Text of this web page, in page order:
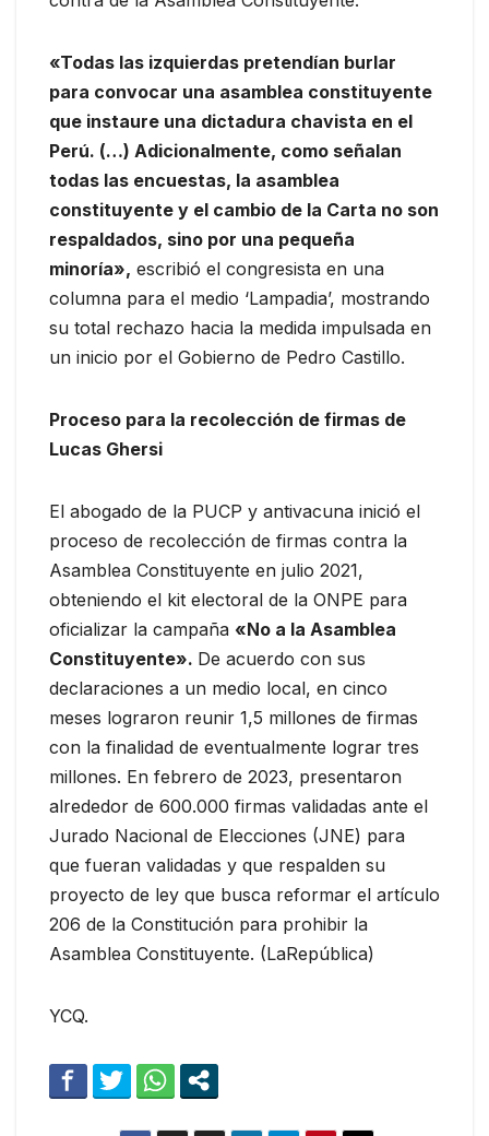
«Todas las izquierdas pretendían burlar
para convocar una asamblea constituyente
que instaure una dictadura chavista en el
Perú. (…) Adicionalmente, como señalan
todas las encuestas, la asamblea
constituyente y el cambio de la Carta no son
respaldados, sino por una pequeña
minoría», escribió el congresista en una
columna para el medio ‘Lampadia’, mostrando
su total rechazo hacia la medida impulsada en
un inicio por el Gobierno de Pedro Castillo.
Proceso para la recolección de firmas de
Lucas Ghersi
El abogado de la PUCP y antivacuna inició el
proceso de recolección de firmas contra la
Asamblea Constituyente en julio 2021,
obteniendo el kit electoral de la ONPE para
oficializar la campaña «No a la Asamblea
Constituyente». De acuerdo con sus
declaraciones a un medio local, en cinco
meses lograron reunir 1,5 millones de firmas
con la finalidad de eventualmente lograr tres
millones. En febrero de 2023, presentaron
alrededor de 600.000 firmas validadas ante el
Jurado Nacional de Elecciones (JNE) para
que fueran validadas y que respalden su
proyecto de ley que busca reformar el artículo
206 de la Constitución para prohibir la
Asamblea Constituyente. (LaRepública)
YCQ.